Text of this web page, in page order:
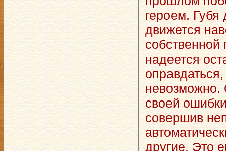
героем. Губя
движется
надеется
невозможно.
своей
совершив
другие. Это